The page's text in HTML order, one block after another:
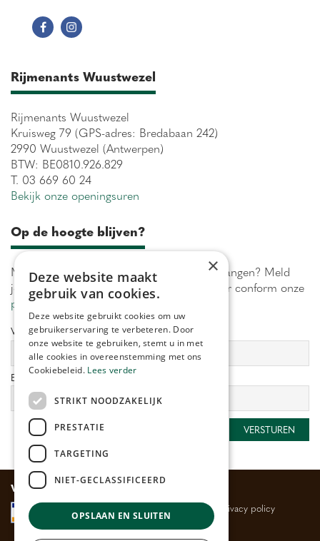
Rijmenants Wuustwezel
Rijmenants Wuustwezel
Kruisweg 79 (GPS-adres: Bredabaan 242)
2990 Wuustwezel (Antwerpen)
BTW: BE0810.926.829
T. 03 669 60 24
Bekijk onze openingsuren
Op de hoogte blijven?
Maximaal 1 keer per week onze acties ontvangen? Meld
je aan! Wij verwerken jouw gegevens secuur conform onze
privacy policy.
Voornaam: Achternaam:
E-mailadres:
Veilig betalen
Algemene voorwaarden Privacy policy
×
Deze website maakt
gebruik van cookies.
Deze website gebruikt cookies om uw
gebruikerservaring te verbeteren. Door
onze website te gebruiken, stemt u in met
alle cookies in overeenstemming met ons
Cookiebeleid. Lees verder
STRIKT NOODZAKELIJK
PRESTATIE
TARGETING
NIET-GECLASSIFICEERD
OPSLAAN EN SLUITEN